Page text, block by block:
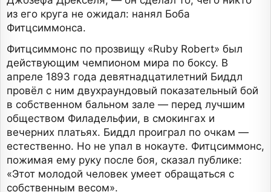
из его круга не ожидал: нанял Боба
Фитцсиммонса.
Фитцсиммонс по прозвищу «Ruby Robert» был
действующим чемпионом мира по боксу. В
апреле 1893 года девятнадцатилетний Биддл
провёл с ним двухраундовый показательный бой
в собственном бальном зале — перед лучшим
обществом Филадельфии, в смокингах и
вечерних платьях. Биддл проиграл по очкам —
естественно. Но не упал в нокауте. Фитцсиммонс,
пожимая ему руку после боя, сказал публике:
«Этот молодой человек умеет обращаться с
собственным весом».